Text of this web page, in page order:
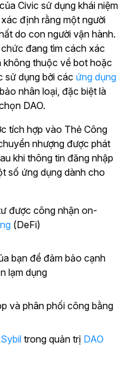
Civic sử dụng khái niệm
định rằng một người
do con người vận hành.
đang tìm cách xác
không thuộc về bot hoặc
sử dụng bởi các ứng dụng
nhân loại, đặc biệt là
DAO.
tích hợp vào Thẻ Công
nhượng được phát
khi thông tin đăng nhập
số ứng dụng dành cho
được công nhận on-
(DeFi)
bạn để đảm bảo cạnh
lạm dụng
và phân phối công bằng
trong quản trị DAO